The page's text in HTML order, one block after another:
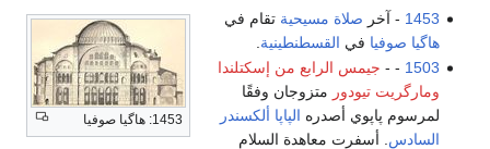
1453: هاگيا صوفيا
1453 - آخر صلاة مسيحية تقام في
هاگيا صوفيا في القسطنطينية
1503
- - جيمس الرابع من إسكتلندا
ومارگريت تيودور متزوجان وفقًا
لمرسوم پاپوي أصدره الپاپا ألكسندر
السادس . أسفرت معاهدة السلام